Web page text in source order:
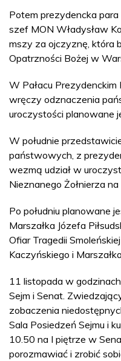
Potem prezydencka
szef MON Władysław
mszy za ojczyznę, która
Opatrzności Bożej w
W Pałacu
wręczy odznaczenia
uroczystości planowane
W południe
państwowych, z
wezmą udział w
Nieznanego Żołnierza na
Po południu planowane
Marszałka Józefa
Ofiar Tragedii
Kaczyńskiego i
11 listopada w
Sejm i Senat.
zobaczenia
Sala Posiedzeń Sejmu i
10.50 na I piętrze w
porozmawiać i zrobić